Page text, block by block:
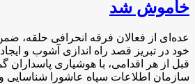
خاموش شد
عده‌ای از فعالان فرقه انحرافی حلقه،
خود در تبریز قصد راه اندازی آشوب و
قبل از هر اقدامی، با هوشیاری پاسداران
سازمان اطلاعات سپاه عاشورا شناسایی